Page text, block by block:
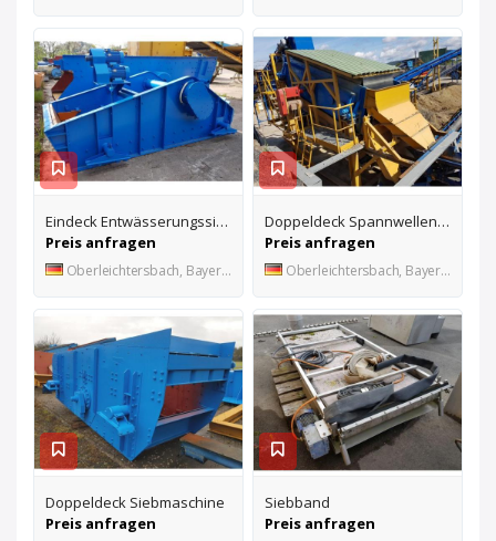
Eindeck Entwässerungssieb
Preis anfragen
Oberleichtersbach, Bayern, DE
Doppeldeck Spannwellensieb
Preis anfragen
Oberleichtersbach, Bayern, DE
Doppeldeck Siebmaschine
Preis anfragen
Siebband
Preis anfragen